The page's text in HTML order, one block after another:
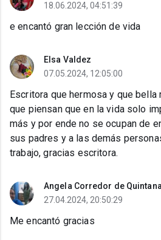
18.06.2024, 04:51:39
e encantó gran lección de vida
Elsa Valdez
07.05.2024, 12:05:00
Escritora que hermosa y que
que piensan que en la vida solo
más y por ende no se ocupan de
sus padres y a las demás
trabajo, gracias escritora.
Angela Corredor de Quintana
27.04.2024, 20:50:29
Me encantó gracias